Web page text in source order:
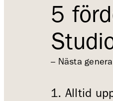
5
– Nästa
1. Alltid